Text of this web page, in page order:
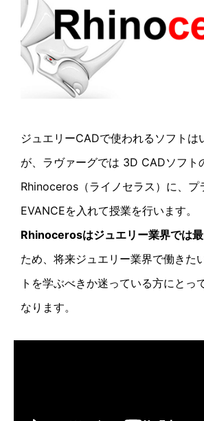
ジュエリーCADで使われるソフトは
が、ラヴァーグでは 3D CADソフト
Rhinoceros（ライノセラス）に、プ
EVANCEを入れて授業を行います。
Rhinocerosはジュエリー業界では
ため、将来ジュエリー業界で働きた
トを学ぶべきか迷っている方にとっ
なります。